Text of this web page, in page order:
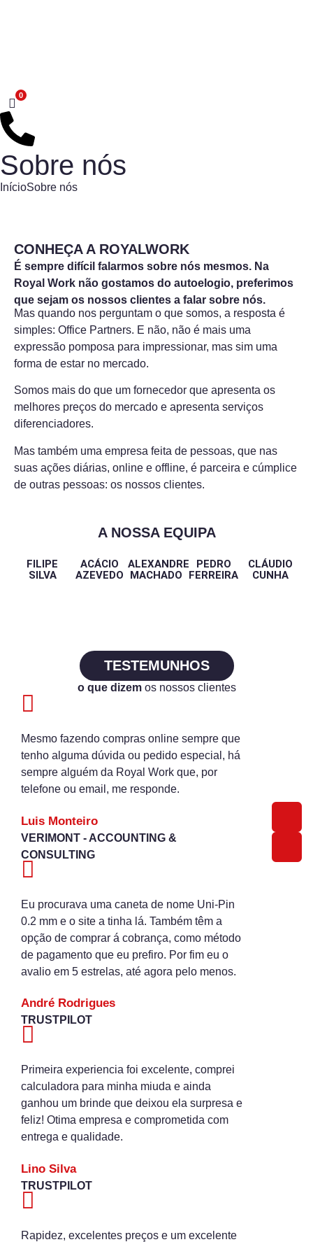
Sobre nós
InícioSobre nós
CONHEÇA A ROYALWORK
É sempre difícil falarmos sobre nós mesmos. Na
Royal Work não gostamos do autoelogio, preferimos
que sejam os nossos clientes a falar sobre nós.
Mas quando nos perguntam o que somos, a resposta é
simples: Office Partners. E não, não é mais uma
expressão pomposa para impressionar, mas sim uma
forma de estar no mercado.
Somos mais do que um fornecedor que apresenta os
melhores preços do mercado e apresenta serviços
diferenciadores.
Mas também uma empresa feita de pessoas, que nas
suas ações diárias, online e offline, é parceira e cúmplice
de outras pessoas: os nossos clientes.
A NOSSA EQUIPA
FILIPE
SILVA
ACÁCIO
AZEVEDO
ALEXANDRE
MACHADO
PEDRO
FERREIRA
CLÁUDIO
CUNHA
TESTEMUNHOS
o que dizemos nossos clientes
Luis Monteiro
VERIMONT - ACCOUNTING &
CONSULTING
Mesmo fazendo compras online sempre que
tenho alguma dúvida ou pedido especial, há
sempre alguém da Royal Work que, por
telefone ou email, me responde.
André Rodrigues
TRUSTPILOT
Eu procurava uma caneta de nome Uni-Pin
0.2 mm e o site a tinha lá. Também têm a
opção de comprar á cobrança, como método
de pagamento que eu prefiro. Por fim eu o
avalio em 5 estrelas, até agora pelo menos.
Lino Silva
TRUSTPILOT
Primeira experiencia foi excelente, comprei
calculadora para minha miuda e ainda
ganhou um brinde que deixou ela surpresa e
feliz! Otima empresa e comprometida com
entrega e qualidade.
Rapidez, excelentes preços e um excelente